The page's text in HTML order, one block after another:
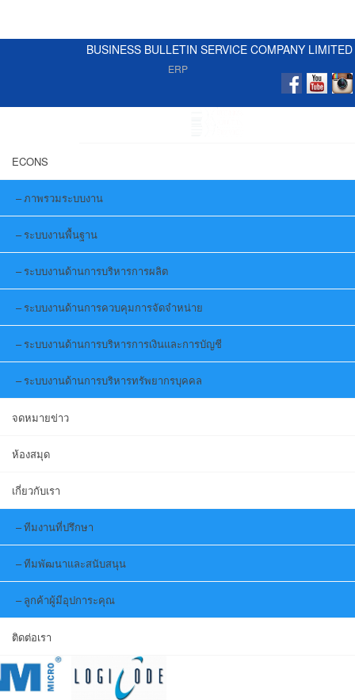
BUSINESS BULLETIN SERVICE COMPANY LIMITED
ERP
ECONS
ภาพรวมระบบงาน
ระบบงานพื้นฐาน
ระบบงานด้านการบริหารการผลิต
ระบบงานด้านการควบคุมการจัดจำหน่าย
ระบบงานด้านการบริหารการเงินและการบัญชี
ระบบงานด้านการบริหารทรัพยากรบุคคล
จดหมายข่าว
ห้องสมุด
เกี่ยวกับเรา
ทีมงานที่ปรึกษา
ทีมพัฒนาและสนับสนุน
ลูกค้าผู้มีอุปการะคุณ
ติดต่อเรา